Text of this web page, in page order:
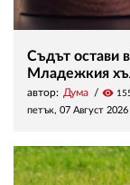
Съдът остави
Младежкия
автор: Дума visibility
петък, 07 Август